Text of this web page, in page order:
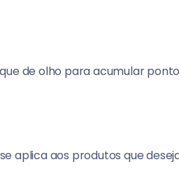
de olho para acumular
aplica aos produtos que